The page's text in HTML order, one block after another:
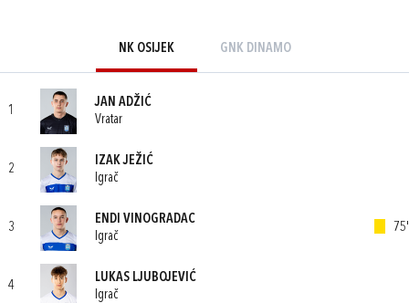
NK OSIJEK GNK DINAMO
1
JAN ADŽIĆ
Vratar
2
IZAK JEŽIĆ
Igrač
3
ENDI VINOGRADAC
Igrač
75'
4
LUKAS LJUBOJEVIĆ
Igrač